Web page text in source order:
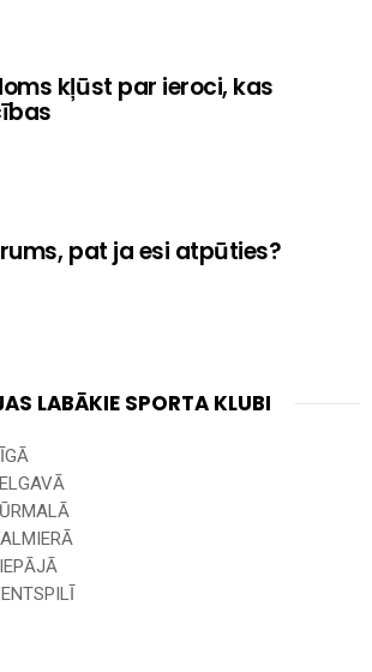
kļūst par ieroci, kas
pat ja esi atpūties?
LABĀKIE SPORTA KLUBI